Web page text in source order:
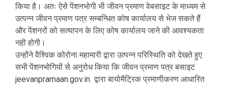
किया है। अतः ऐसे पेंशनभोगी भी जीवन प्रमाण वेबसाइट के माध्यम से
उत्पन्न जीवन प्रमाण पत्र सम्बन्धित कोष कार्यालय से भेज सकते हैं
और पेंशनरों को सत्यापन के लिए कोष कार्यालय जाने की आवश्यकता
नही होगी।
उन्होंने वैश्विक कोरोना महामारी द्वारा उत्पन्न परिस्थिति को देखते हुए
सभी पेंशनभोगियों से अनुरोध किया कि जीवन प्रमाण पत्र बसाइट
jeevanpramaan.gov.in द्वारा बायोमैट्रिक प्रमाणीकरण आधारित